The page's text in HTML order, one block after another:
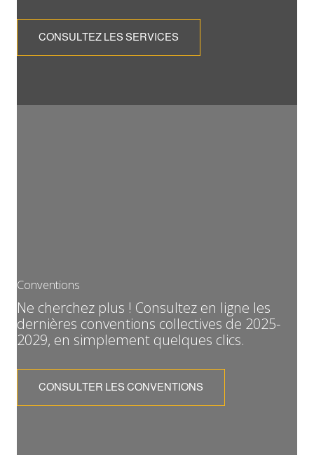
CONSULTEZ LES SERVICES
Conventions
Ne cherchez plus ! Consultez en ligne les
dernières conventions collectives de 2025-
2029, en simplement quelques clics.
CONSULTER LES CONVENTIONS